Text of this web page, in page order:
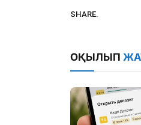
SHARE.
ОҚЫЛЫП